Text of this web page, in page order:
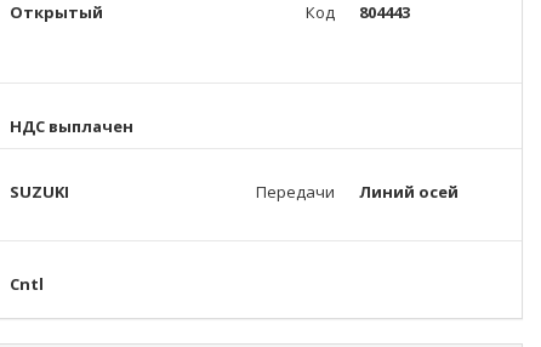
Открытый Код
804443
НДС выплачен
SUZUKI Передачи
Линий осей
Cntl